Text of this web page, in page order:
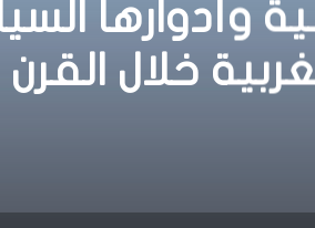
وأدوارها
خلال القرن 19م